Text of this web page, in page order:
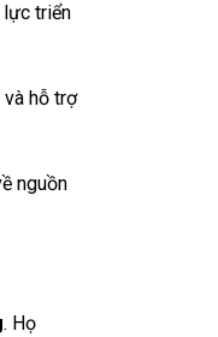
lực triển
hỗ trợ
nguồn
. Họ